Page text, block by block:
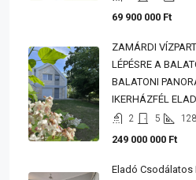
69 900 000 Ft
ZAMÁRDI
LÉPÉSRE A
BALATONI
IKERHÁZFÉL
2 5 128
249 000 000 Ft
Eladó Csodálatos